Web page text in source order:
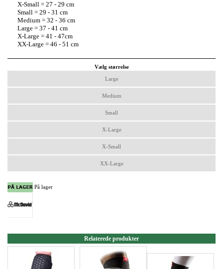
X-Small = 27 - 29 cm
Small = 29 - 31 cm
Medium = 32 - 36 cm
Large = 37 - 41 cm
X-Large = 41 - 47cm
XX-Large = 46 - 51 cm
Vælg størrelse
Large
Medium
Small
X-Large
X-Small
XX-Large
På lager
Relaterede produkter